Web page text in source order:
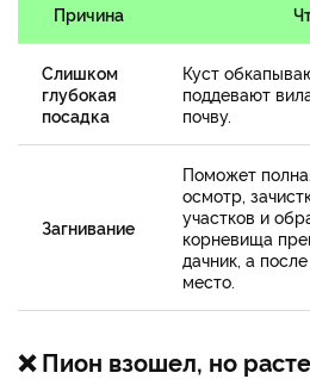
Причина
Слишком
глубокая
посадка
Куст
поддевают
почву.
Загнивание
Поможет
осмотр,
участков и
корневища
дачник, а
место.
❌ Пион взошел, но